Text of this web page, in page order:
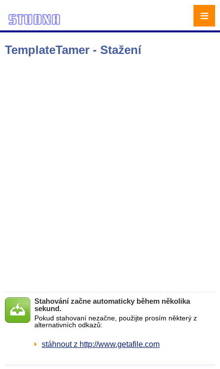
TemplateTamer - Stažení
Stahování začne automaticky během několika
sekund.
Pokud stahovaní nezačne, použijte prosím některý z
alternativních odkazů:
stáhnout z http://www.getafile.com
≡